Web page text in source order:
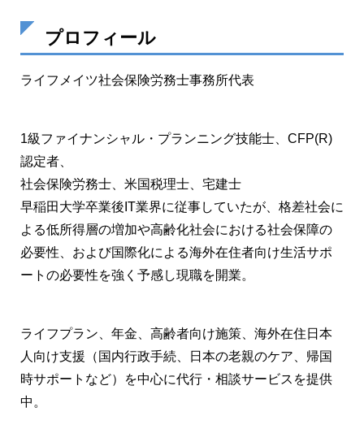
プロフィール
ライフメイツ社会保険労務士事務所代表
1級ファイナンシャル・プランニング技能士、CFP(R)
認定者、
社会保険労務士、米国税理士、宅建士
早稲田大学卒業後IT業界に従事していたが、格差社会に
よる低所得層の増加や高齢化社会における社会保障の
必要性、および国際化による海外在住者向け生活サポ
ートの必要性を強く予感し現職を開業。
ライフプラン、年金、高齢者向け施策、海外在住日本
人向け支援（国内行政手続、日本の老親のケア、帰国
時サポートなど）を中心に代行・相談サービスを提供
中。